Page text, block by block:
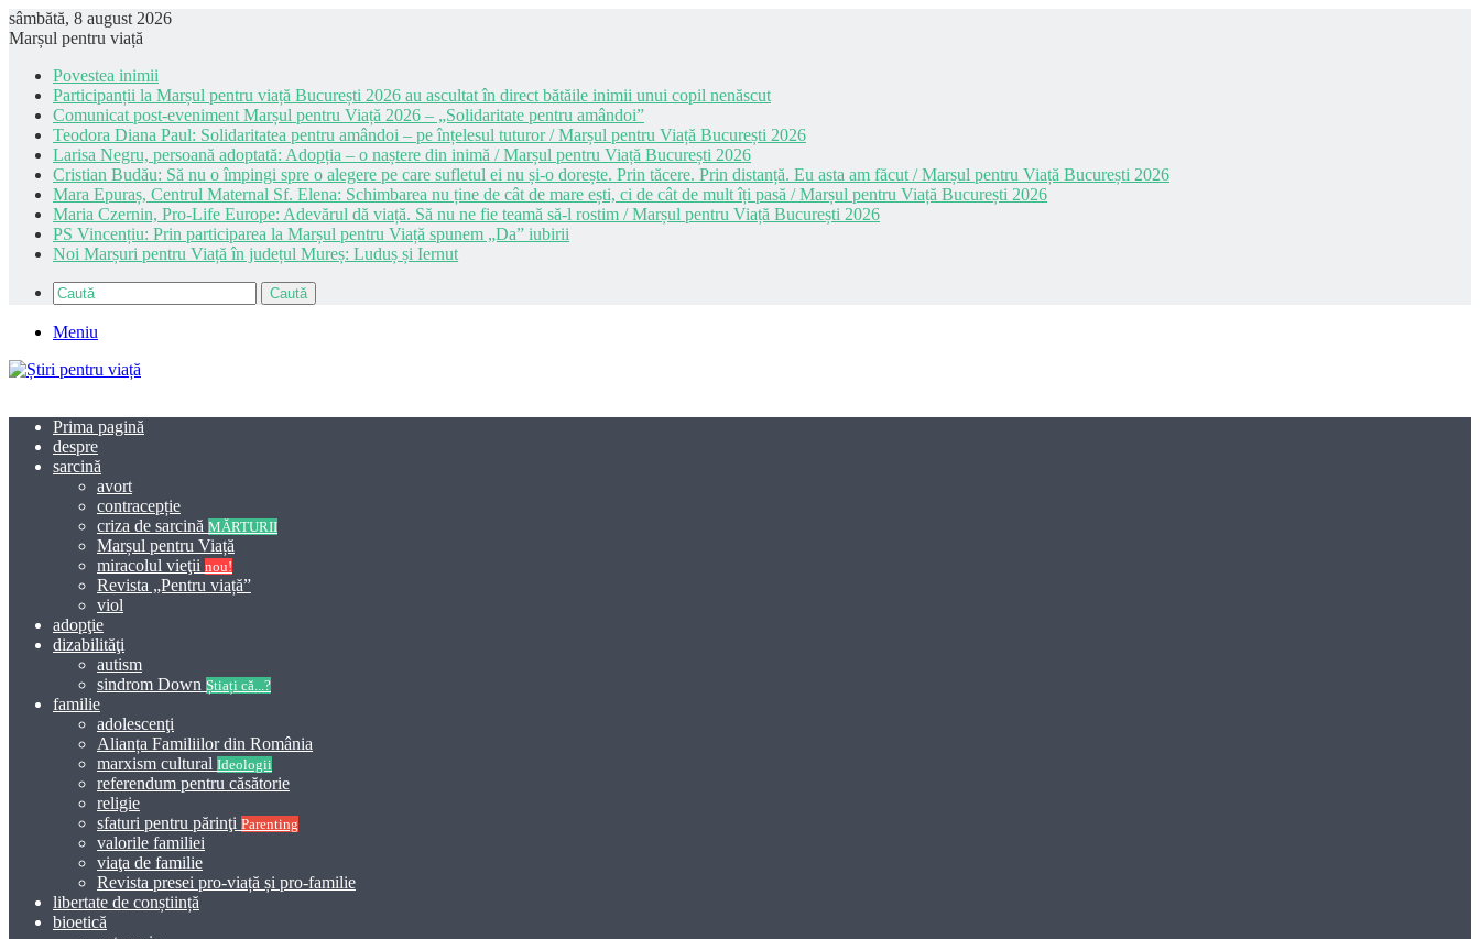
sâmbătă, 8 august 2026
Marșul pentru viață
Povestea inimii
Participanții la Marșul pentru viață București 2026 au ascultat în direct bătăile inimii unui copil nenăscut
Comunicat post-eveniment Marșul pentru Viață 2026 – „Solidaritate pentru amândoi”
Teodora Diana Paul: Solidaritatea pentru amândoi – pe înțelesul tuturor / Marșul pentru Viață București 2026
Larisa Negru, persoană adoptată: Adopția – o naștere din inimă / Marșul pentru Viață București 2026
Cristian Budău: Să nu o împingi spre o alegere pe care sufletul ei nu și-o dorește. Prin tăcere. Prin distanță. Eu asta am făcut / Marșul pentru Viață București 2026
Mara Epuraș, Centrul Maternal Sf. Elena: Schimbarea nu ține de cât de mare ești, ci de cât de mult îți pasă / Marșul pentru Viață București 2026
Maria Czernin, Pro-Life Europe: Adevărul dă viață. Să nu ne fie teamă să-l rostim / Marșul pentru Viață București 2026
PS Vincențiu: Prin participarea la Marșul pentru Viață spunem „Da” iubirii
Noi Marșuri pentru Viață în județul Mureș: Luduș și Iernut
Caută
Meniu
Prima pagină
despre
sarcină
avort
contracepție
criza de sarcină MĂRTURII
Marșul pentru Viață
miracolul vieţii nou!
Revista „Pentru viață”
viol
adopţie
dizabilităţi
autism
sindrom Down Știați că...?
familie
adolescenţi
Alianța Familiilor din România
marxism cultural Ideologii
referendum pentru căsătorie
religie
sfaturi pentru părinţi Parenting
valorile familiei
viaţa de familie
Revista presei pro-viață și pro-familie
libertate de conștiință
bioetică